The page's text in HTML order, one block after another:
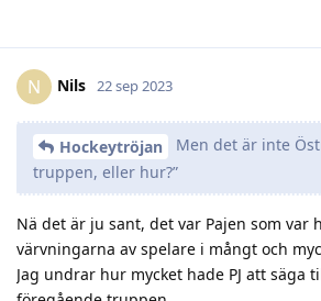
N Nils 22 sep 2023
Hockeytröjan
Men det är inte
truppen, eller hur?”
Nä det är ju sant, det var Pajen som var
värvningarna av spelare i mångt och
Jag undrar hur mycket hade PJ att säga